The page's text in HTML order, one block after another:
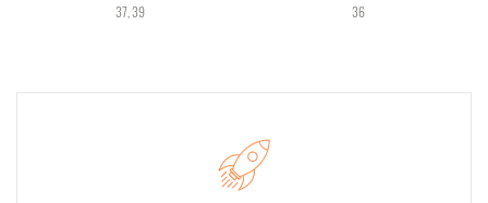
37 39 36